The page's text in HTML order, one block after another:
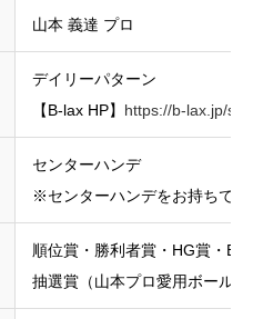
山本 義達 プロ
デイリーパターン
【B-lax HP】 https://b-lax.jp/
センターハンデ
※センターハンデをお持ちで
順位賞・勝利者賞・HG賞・BB
抽選賞（山本プロ愛用ボール